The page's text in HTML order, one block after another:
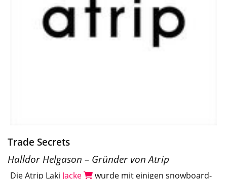
Trade Secrets
Halldor Helgason – Gründer von Atrip
Die Atrip Laki Jacke
wurde mit einigen snowboard-